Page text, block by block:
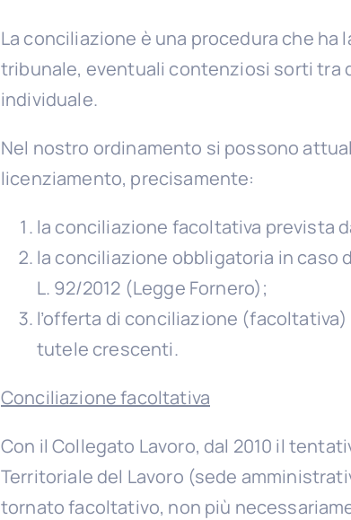
La conciliazione è una procedura che ha
tribunale, eventuali contenziosi sorti tra
individuale.
Nel nostro ordinamento si possono
licenziamento, precisamente:
la conciliazione facoltativa prevista
la conciliazione obbligatoria in
L. 92/2012 (Legge Fornero);
l’offerta di conciliazione
tutele crescenti.
Conciliazione facoltativa
Con il Collegato Lavoro, dal 2010 il
Territoriale del Lavoro (sede
tornato facoltativo, non più